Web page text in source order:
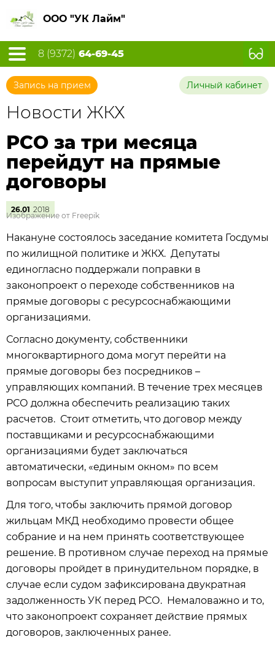
ООО "УК Лайм"
8 (9372) 64-69-45
Запись на прием Личный кабинет
Новости ЖКХ
РСО за три месяца
перейдут на прямые
договоры
26.01 2018
Изображение от Freepik
Накануне состоялось заседание комитета Госдумы
по жилищной политике и ЖКХ. Депутаты
единогласно поддержали поправки в
законопроект о переходе собственников на
прямые договоры с ресурсоснабжающими
организациями.
Согласно документу, собственники
многоквартирного дома могут перейти на
прямые договоры без посредников –
управляющих компаний. В течение трех месяцев
РСО должна обеспечить реализацию таких
расчетов. Стоит отметить, что договор между
поставщиками и ресурсоснабжающими
организациями будет заключаться
автоматически, «единым окном» по всем
вопросам выступит управляющая организация.
Для того, чтобы заключить прямой договор
жильцам МКД необходимо провести общее
собрание и на нем принять соответствующее
решение. В противном случае переход на прямые
договоры пройдет в принудительном порядке, в
случае если судом зафиксирована двукратная
задолженность УК перед РСО. Немаловажно и то,
что законопроект сохраняет действие прямых
договоров, заключенных ранее.